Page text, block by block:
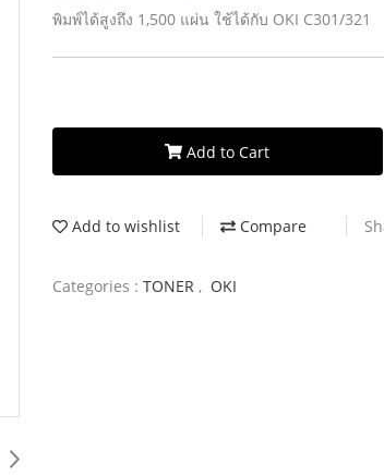
พิมพ์ได้สูงถึง 1,500 แผ่น ใช้ได้กับ OKI C301/321
Add to Cart
Add to wishlist Compare
Categories : TONER , OKI